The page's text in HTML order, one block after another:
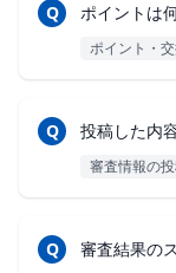
Q ポイントは
ポイント・
Q 投稿した内
審査情報の
Q 審査結果の